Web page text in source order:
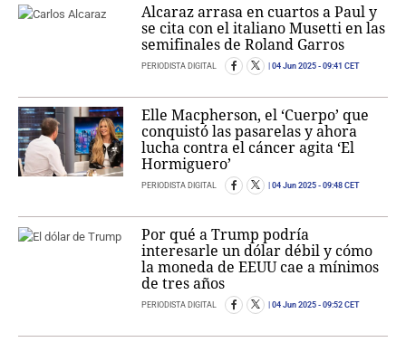
Alcaraz arrasa en cuartos a Paul y
se cita con el italiano Musetti en las
semifinales de Roland Garros
PERIODISTA DIGITAL 04 Jun 2025 - 09:41 CET
Elle Macpherson, el ‘Cuerpo’ que
conquistó las pasarelas y ahora
lucha contra el cáncer agita ‘El
Hormiguero’
PERIODISTA DIGITAL 04 Jun 2025 - 09:48 CET
Por qué a Trump podría
interesarle un dólar débil y cómo
la moneda de EEUU cae a mínimos
de tres años
PERIODISTA DIGITAL 04 Jun 2025 - 09:52 CET